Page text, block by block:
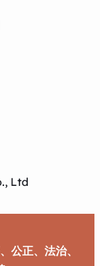
Ltd
公正、法治、